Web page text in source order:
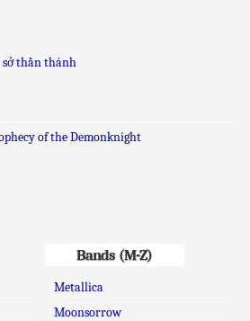
thần thánh
of the Demonknight
Bands (M-Z)
Metallica
Moonsorrow